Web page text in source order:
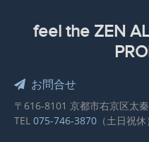
feel the ZEN
お問合せ
〒616-8101 京都市右京区太
TEL 075-746-3870 （土日祝休）